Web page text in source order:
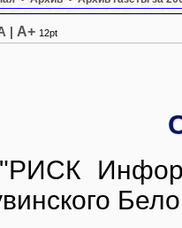
A+ 12pt
"РИСК